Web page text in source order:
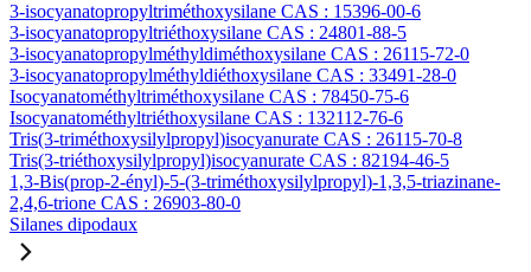
3-isocyanatopropyltriméthoxysilane CAS : 15396-00-6
3-isocyanatopropyltriéthoxysilane CAS : 24801-88-5
3-isocyanatopropylméthyldiméthoxysilane CAS : 26115-72-0
3-isocyanatopropylméthyldiéthoxysilane CAS : 33491-28-0
Isocyanatométhyltriméthoxysilane CAS : 78450-75-6
Isocyanatométhyltriéthoxysilane CAS : 132112-76-6
Tris(3-triméthoxysilylpropyl)isocyanurate CAS : 26115-70-8
Tris(3-triéthoxysilylpropyl)isocyanurate CAS : 82194-46-5
1,3-Bis(prop-2-ényl)-5-(3-triméthoxysilylpropyl)-1,3,5-triazinane-
2,4,6-trione CAS : 26903-80-0
Silanes dipodaux